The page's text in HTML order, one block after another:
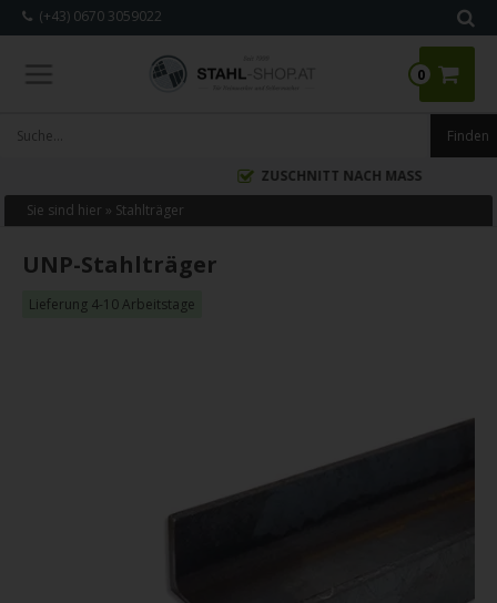
(+43) 0670 3059022
0
ZUSCHNITT NACH MASS
Sie sind hier » Stahlträger
UNP-Stahlträger
Lieferung 4-10 Arbeitstage